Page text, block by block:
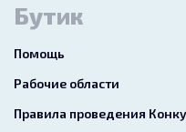
Бутик
Помощь
Рабочие области
Правила проведения